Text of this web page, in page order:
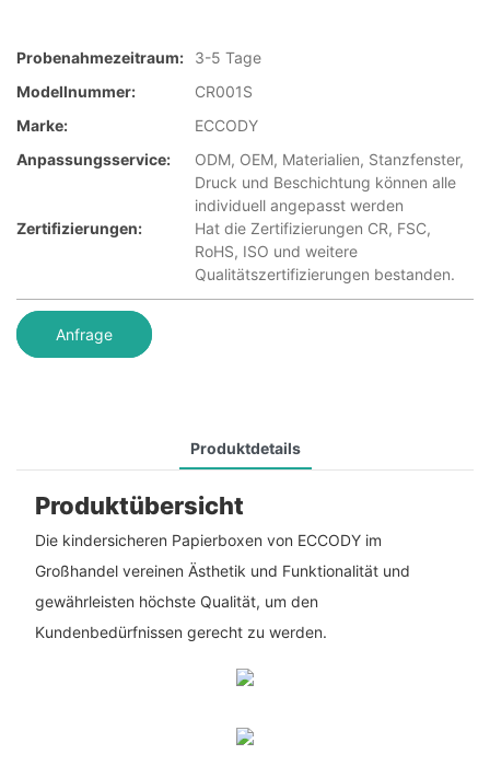
Probenahmezeitraum:
3-5 Tage
Modellnummer:
CR001S
Marke:
ECCODY
Anpassungsservice:
ODM, OEM, Materialien, Stanzfenster,
Druck und Beschichtung können alle
individuell angepasst werden
Zertifizierungen:
Hat die Zertifizierungen CR, FSC,
RoHS, ISO und weitere
Qualitätszertifizierungen bestanden.
Anfrage
Produktdetails
Produktübersicht
Die kindersicheren Papierboxen von ECCODY im
Großhandel vereinen Ästhetik und Funktionalität und
gewährleisten höchste Qualität, um den
Kundenbedürfnissen gerecht zu werden.